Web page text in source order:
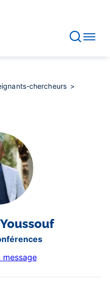
chercheurs
message